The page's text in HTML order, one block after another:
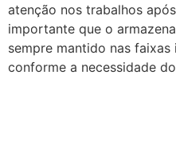
atenção nos trabalhos
importante que o
sempre mantido nas
conforme a necessidade